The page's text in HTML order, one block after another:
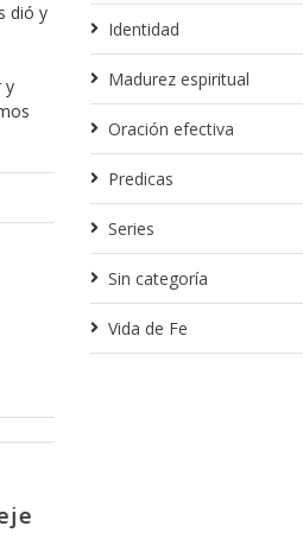
dió y
y
Identidad
Madurez espiritual
Oración efectiva
Predicas
Series
Sin categoría
Vida de Fe